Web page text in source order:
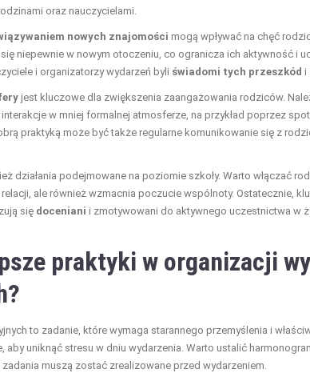
oraz nauczycielami.
nowych znajomości mogą wpływać na chęć
niepewnie w nowym otoczeniu, co ogranicza ich aktywność i
i organizatorzy wydarzeń byli świadomi tych przeszkód i
jest kluczowe dla zwiększenia zaangażowania rodziców.
w mniej formalnej atmosferze, na przykład poprzez
praktyką może być także regularne komunikowanie się z
działania podejmowane na poziomie szkoły. Warto włączać
ale również wzmacnia poczucie wspólnoty. Ostatecznie,
się doceniani i zmotywowani do aktywnego uczestnictwa w
praktyki w organizacji
to zadanie, które wymaga starannego przemyślenia i
aby uniknąć stresu w dniu wydarzenia. Warto ustalić
zadania muszą zostać zrealizowane przed wydarzeniem.